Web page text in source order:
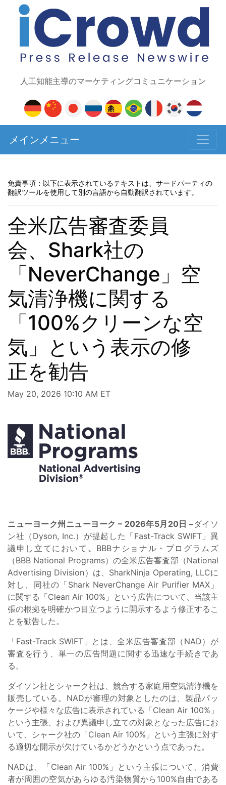
人工知能主導のマーケティングコミュニケーション
メインメニュー
免責事項：以下に表示されているテキストは、サードパーティの
翻訳ツールを使用して別の言語から自動翻訳されています。
全米広告審査委員
会、Shark社の
「NeverChange」空
気清浄機に関する
「100%クリーンな空
気」という表示の修
正を勧告
May 20, 2026 10:10 AM ET
ニューヨーク州ニューヨーク – 2026年5月20日 –ダイソ
ン社（Dyson, Inc.）が提起した「Fast-Track SWIFT」異
議申し立てにおいて 、 BBBナショナル・プログラムズ
（BBB National Programs）の全米広告審査部（National
Advertising Division）は、SharkNinja Operating, LLCに
対し、同社の「Shark NeverChange Air Purifier MAX」
に関する「Clean Air 100%」という広告について、当該主
張の根拠を明確かつ目立つように開示するよう修正するこ
とを勧告した。
「Fast-Track SWIFT」とは、全米広告審査部（NAD）が
審査を行う、単一の広告問題に関する迅速な手続きであ
る。
ダイソン社とシャーク社は、競合する家庭用空気清浄機を
販売している。NADが審理の対象としたのは、製品パッ
ケージや様々な広告に表示されている「Clean Air 100%」
という主張、および異議申し立ての対象となった広告にお
いて、シャーク社の「Clean Air 100%」という主張に対す
る適切な開示が欠けているかどうかという点であった。
NADは、「Clean Air 100%」という主張について、消費
者が周囲の空気があらゆる汚染物質から100%自由である